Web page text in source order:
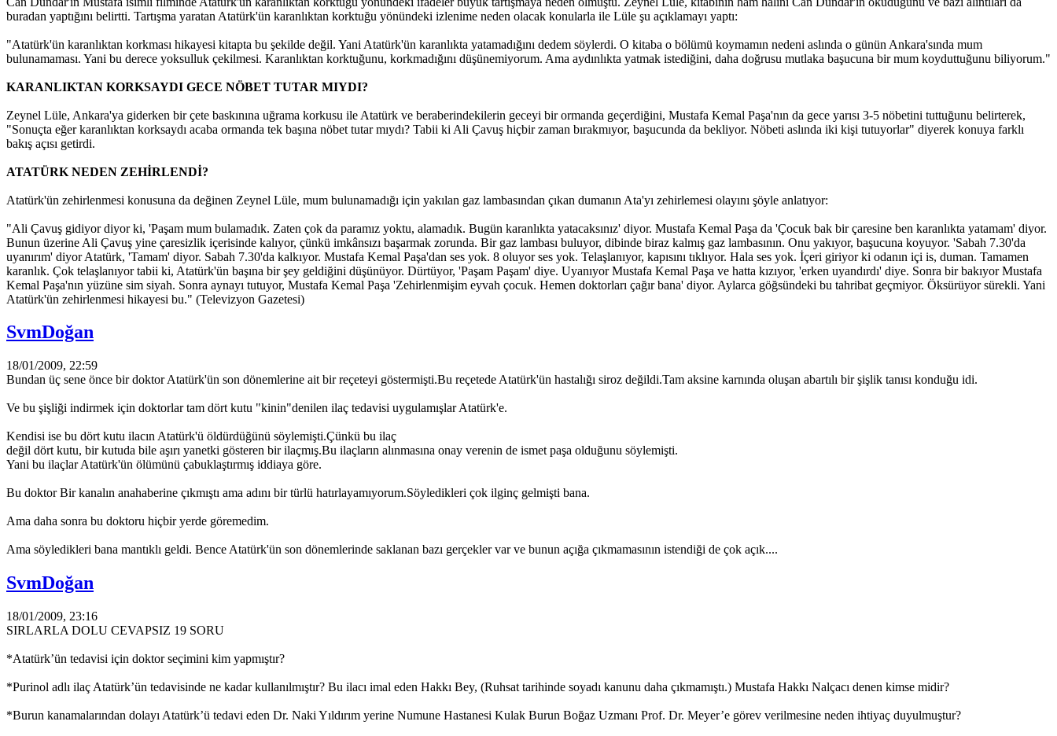
buradan yaptığını belirtti. Tartışma yaratan Atatürk'ün karanlıktan korktuğu yönündeki izlenime neden olacak konularla ile Lüle şu açıklamayı yaptı:
"Atatürk'ün karanlıktan korkması hikayesi kitapta bu şekilde değil. Yani Atatürk'ün karanlıkta yatamadığını dedem söylerdi. O kitaba o bölümü koymamın nedeni aslında o günün Ankara'sında mum
bulunamaması. Yani bu derece yoksulluk çekilmesi. Karanlıktan korktuğunu, korkmadığını düşünemiyorum. Ama aydınlıkta yatmak istediğini, daha doğrusu mutlaka başucuna bir mum koyduttuğunu biliyorum."
KARANLIKTAN KORKSAYDI GECE NÖBET TUTAR MIYDI?
Zeynel Lüle, Ankara'ya giderken bir çete baskınına uğrama korkusu ile Atatürk ve beraberindekilerin geceyi bir ormanda geçerdiğini, Mustafa Kemal Paşa'nın da gece yarısı 3-5 nöbetini tuttuğunu belirterek,
"Sonuçta eğer karanlıktan korksaydı acaba ormanda tek başına nöbet tutar mıydı? Tabii ki Ali Çavuş hiçbir zaman bırakmıyor, başucunda da bekliyor. Nöbeti aslında iki kişi tutuyorlar" diyerek konuya farklı
bakış açısı getirdi.
ATATÜRK NEDEN ZEHİRLENDİ?
Atatürk'ün zehirlenmesi konusuna da değinen Zeynel Lüle, mum bulunamadığı için yakılan gaz lambasından çıkan dumanın Ata'yı zehirlemesi olayını şöyle anlatıyor:
"Ali Çavuş gidiyor diyor ki, 'Paşam mum bulamadık. Zaten çok da paramız yoktu, alamadık. Bugün karanlıkta yatacaksınız' diyor. Mustafa Kemal Paşa da 'Çocuk bak bir çaresine ben karanlıkta yatamam' diyor.
Bunun üzerine Ali Çavuş yine çaresizlik içerisinde kalıyor, çünkü imkânsızı başarmak zorunda. Bir gaz lambası buluyor, dibinde biraz kalmış gaz lambasının. Onu yakıyor, başucuna koyuyor. 'Sabah 7.30'da
uyanırım' diyor Atatürk, 'Tamam' diyor. Sabah 7.30'da kalkıyor. Mustafa Kemal Paşa'dan ses yok. 8 oluyor ses yok. Telaşlanıyor, kapısını tıklıyor. Hala ses yok. İçeri giriyor ki odanın içi is, duman. Tamamen
karanlık. Çok telaşlanıyor tabii ki, Atatürk'ün başına bir şey geldiğini düşünüyor. Dürtüyor, 'Paşam Paşam' diye. Uyanıyor Mustafa Kemal Paşa ve hatta kızıyor, 'erken uyandırdı' diye. Sonra bir bakıyor Mustafa
Kemal Paşa'nın yüzüne sim siyah. Sonra aynayı tutuyor, Mustafa Kemal Paşa 'Zehirlenmişim eyvah çocuk. Hemen doktorları çağır bana' diyor. Aylarca göğsündeki bu tahribat geçmiyor. Öksürüyor sürekli. Yani
Atatürk'ün zehirlenmesi hikayesi bu." (Televizyon Gazetesi)
SvmDoğan
18/01/2009, 22:59
Bundan üç sene önce bir doktor Atatürk'ün son dönemlerine ait bir reçeteyi göstermişti.Bu reçetede Atatürk'ün hastalığı siroz değildi.Tam aksine karnında oluşan abartılı bir şişlik tanısı konduğu idi.
Ve bu şişliği indirmek için doktorlar tam dört kutu "kinin"denilen ilaç tedavisi uygulamışlar Atatürk'e.
Kendisi ise bu dört kutu ilacın Atatürk'ü öldürdüğünü söylemişti.Çünkü bu ilaç
değil dört kutu, bir kutuda bile aşırı yanetki gösteren bir ilaçmış.Bu ilaçların alınmasına onay verenin de ismet paşa olduğunu söylemişti.
Yani bu ilaçlar Atatürk'ün ölümünü çabuklaştırmış iddiaya göre.
Bu doktor Bir kanalın anahaberine çıkmıştı ama adını bir türlü hatırlayamıyorum.Söyledikleri çok ilginç gelmişti bana.
Ama daha sonra bu doktoru hiçbir yerde göremedim.
Ama söyledikleri bana mantıklı geldi. Bence Atatürk'ün son dönemlerinde saklanan bazı gerçekler var ve bunun açığa çıkmamasının istendiği de çok açık....
SvmDoğan
18/01/2009, 23:16
SIRLARLA DOLU CEVAPSIZ 19 SORU
*Atatürk’ün tedavisi için doktor seçimini kim yapmıştır?
*Purinol adlı ilaç Atatürk’ün tedavisinde ne kadar kullanılmıştır? Bu ilacı imal eden Hakkı Bey, (Ruhsat tarihinde soyadı kanunu daha çıkmamıştı.) Mustafa Hakkı Nalçacı denen kimse midir?
*Burun kanamalarından dolayı Atatürk’ü tedavi eden Dr. Naki Yıldırım yerine Numune Hastanesi Kulak Burun Boğaz Uzmanı Prof. Dr. Meyer’e görev verilmesine neden ihtiyaç duyulmuştur?